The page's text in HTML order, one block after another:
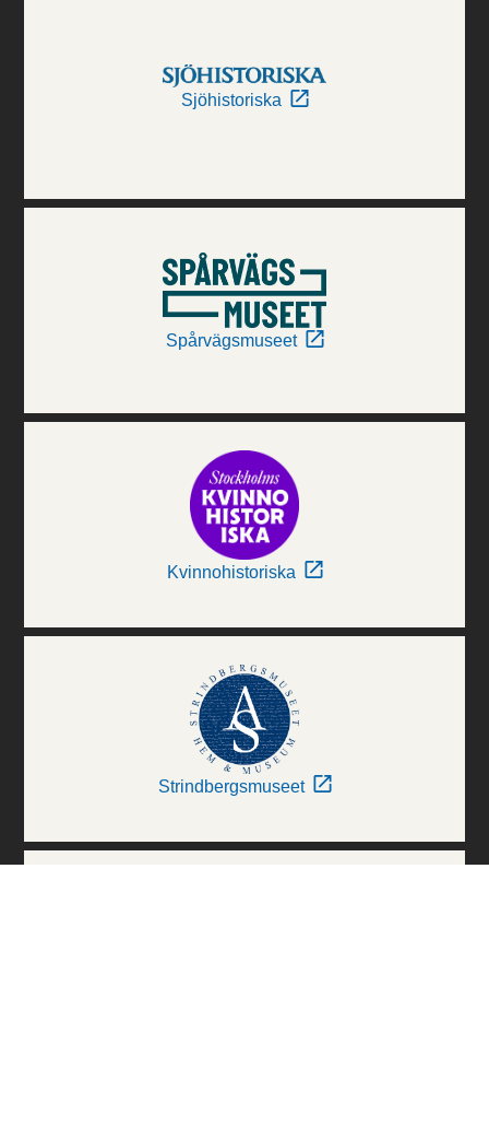
Sjöhistoriska
Spårvägsmuseet
Kvinnohistoriska
Strindbergsmuseet